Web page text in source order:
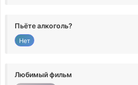
Пьёте алкоголь?
Нет
Любимый фильм